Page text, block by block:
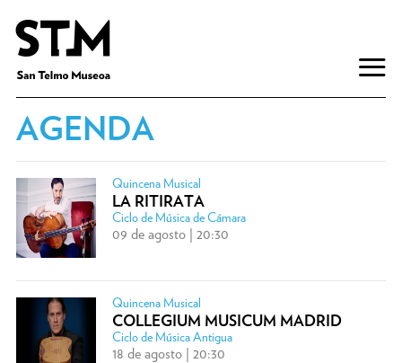
AGENDA
Quincena Musical
LA RITIRATA
Ciclo de Música de Cámara
09 de agosto | 20:30
Quincena Musical
COLLEGIUM MUSICUM MADRID
Ciclo de Música Antigua
18 de agosto | 20:30